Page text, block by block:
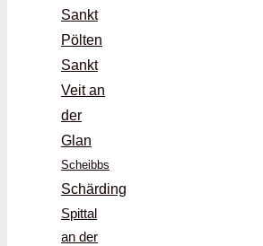
Sankt
Pölten
Sankt
Veit an
der
Glan
Scheibbs
Schärding
Spittal
an der